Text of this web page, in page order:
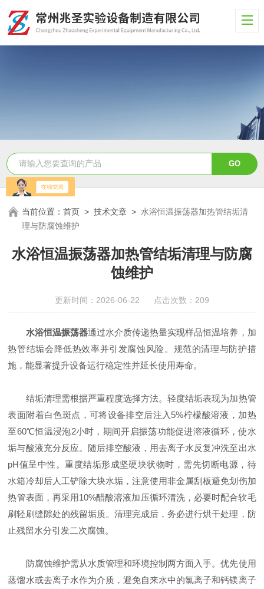
当前位置：首页 >技术文章 > 水浴恒温振荡器加热管结垢清
理与防腐蚀维护
水浴恒温振荡器加热管结垢清理与防腐
蚀维护
更新时间：2026-06-22 点击次数：209
水浴恒温振荡器通过水介质传递热量实现样品恒温培养，加
热管结垢会降低热效率并引发腐蚀风险。规范的清理与防护措
施，能显著提升设备运行稳定性并延长使用寿命。
结垢清理需根据严重程度选择方法。轻度结垢表现为加热管
表面附着白色斑点，可将设备排空后注入5%柠檬酸溶液，加热
至60℃恒温浸泡2小时，期间开启振荡功能促进溶液循环，使水
垢与酸液充分反应。随后排空酸液，用去离子水反复冲洗至出水
pH值呈中性。重度结垢形成坚硬块状物时，需先切断电源，待
水箱冷却后人工铲除大块水垢，注意使用非金属刮板避免划伤加
热管表面，再采用10%醋酸溶液加压循环清洗，必要时配合软毛
刷轻刷缝隙处的残留垢质。清理完成后，务必进行烘干处理，防
止残留水分引发二次腐蚀。
防腐蚀维护需从水质管理和环境控制两方面入手。优先使用
蒸馏水或去离子水作为介质，避免自来水中的氯离子和钙镁离子